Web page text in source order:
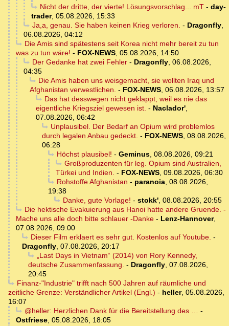
Nicht der dritte, der vierte! Lösungsvorschlag... mT- day-
trader, 05.08.2026, 15:33
Ja,a, genau. Sie haben keinen Krieg verloren. - Dragonfly,
06.08.2026, 04:12
Die Amis sind spätestens seit Korea nicht mehr bereit zu tun
was zu tun wäre! - FOX-NEWS, 05.08.2026, 14:50
Der Gedanke hat zwei Fehler- Dragonfly, 06.08.2026,
04:35
Die Amis haben uns weisgemacht, sie wollten Iraq und
Afghanistan verwestlichen. - FOX-NEWS, 06.08.2026, 13:57
Das hat desswegen nicht geklappt, weil es nie das
eigentliche Kriegsziel gewesen ist. - Naclador',
07.08.2026, 06:42
Unplausibel. Der Bedarf an Opium wird problemlos
durch legalen Anbau gedeckt. - FOX-NEWS, 08.08.2026,
06:28
Höchst plausibel! - Geminus, 08.08.2026, 09:21
Großproduzenten für leg. Opium sind Australien,
Türkei und Indien. - FOX-NEWS, 09.08.2026, 06:30
Rohstoffe Afghanistan - paranoia, 08.08.2026,
19:38
Danke, gute Vorlage! - stokk', 08.08.2026, 20:55
Die hektische Evakuierung aus Hanoi hatte andere Gruende. -
Mache uns alle doch bitte schlauer -Danke - Lenz-Hannover,
07.08.2026, 09:00
Dieser Film erklaert es sehr gut. Kostenlos auf Youtube. -
Dragonfly, 07.08.2026, 20:17
„Last Days in Vietnam“ (2014) von Rory Kennedy,
deutsche Zusammenfassung. - Dragonfly, 07.08.2026,
20:45
Finanz-"Industrie" trifft nach 500 Jahren auf räumliche und
zeitliche Grenze: Verständlicher Artikel (Engl.) - heller, 05.08.2026,
16:07
@heller: Herzlichen Dank für die Bereitstellung des … -
Ostfriese, 05.08.2026, 18:05